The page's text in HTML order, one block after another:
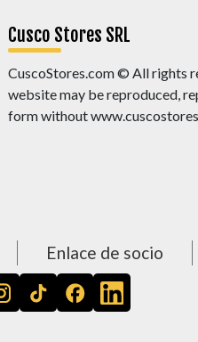
Cusco Stores SRL
CuscoStores.com © All rights
website may be reproduced,
form without
Enlace de socio